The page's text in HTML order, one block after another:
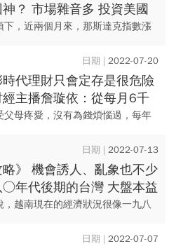
？ 市場雜音多 投資美國
須放長線
下，近兩個月來，那斯達克指數漲
位偏高等雜音下，科技股仍將面臨
。
2022-07-20
代理財只會定存是很危險
經主播詹璇依：從每月6千
我這樣攢下第1桶金
父母疼愛，沒有為錢煩惱過，每年
自己的銀行戶頭。爸媽的概念沒有
20、30 年前...
2022-07-13
》 機會誘人、亂象也不少
○年代後期的台灣 大盤本益
二倍 越南基金入場時機到？
，越南現在的經濟狀況很像一九八
個味道……。」一位熟悉越南市場
2022-07-07